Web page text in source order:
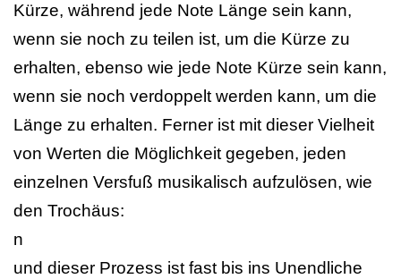
Kürze, während jede Note Länge sein kann,
wenn sie noch zu teilen ist, um die Kürze zu
erhalten, ebenso wie jede Note Kürze sein kann,
wenn sie noch verdoppelt werden kann, um die
Länge zu erhalten. Ferner ist mit dieser Vielheit
von Werten die Möglichkeit gegeben, jeden
einzelnen Versfuß musikalisch aufzulösen, wie
den Trochäus:
n
und dieser Prozess ist fast bis ins Unendliche